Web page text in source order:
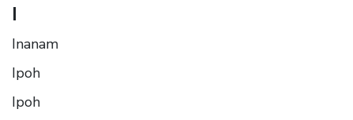
I
Inanam
Ipoh
Ipoh